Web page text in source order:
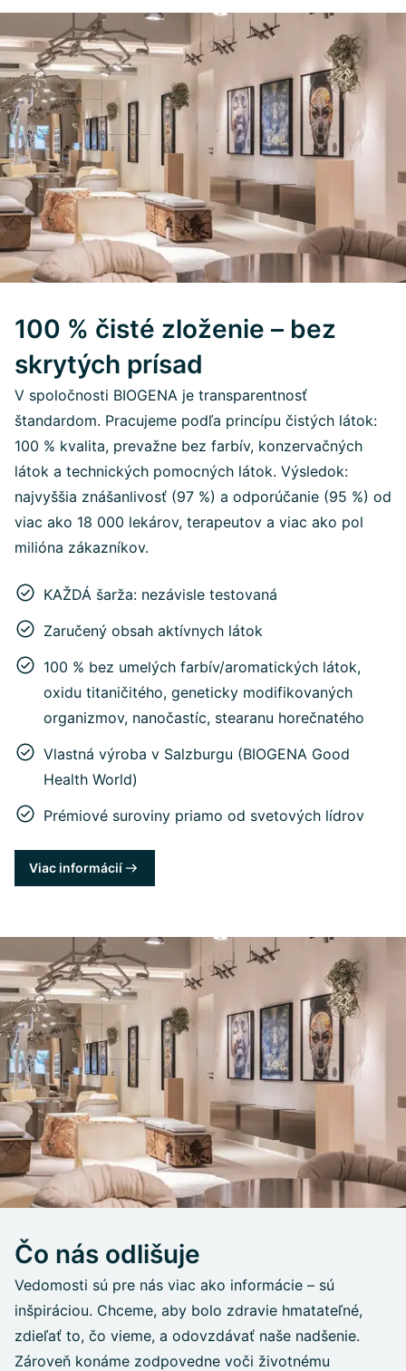
100 % čisté zloženie – bez
skrytých prísad
V spoločnosti BIOGENA je transparentnosť
štandardom. Pracujeme podľa princípu čistých látok:
100 % kvalita, prevažne bez farbív, konzervačných
látok a technických pomocných látok. Výsledok:
najvyššia znášanlivosť (97 %) a odporúčanie (95 %) od
viac ako 18 000 lekárov, terapeutov a viac ako pol
milióna zákazníkov.
KAŽDÁ šarža: nezávisle testovaná
Zaručený obsah aktívnych látok
100 % bez umelých farbív/aromatických látok,
oxidu titaničitého, geneticky modifikovaných
organizmov, nanočastíc, stearanu horečnatého
Vlastná výroba v Salzburgu (BIOGENA Good
Health World)
Prémiové suroviny priamo od svetových lídrov
Viac informácií
Čo nás odlišuje
Vedomosti sú pre nás viac ako informácie – sú
inšpiráciou. Chceme, aby bolo zdravie hmatateľné,
zdieľať to, čo vieme, a odovzdávať naše nadšenie.
Zároveň konáme zodpovedne voči životnému